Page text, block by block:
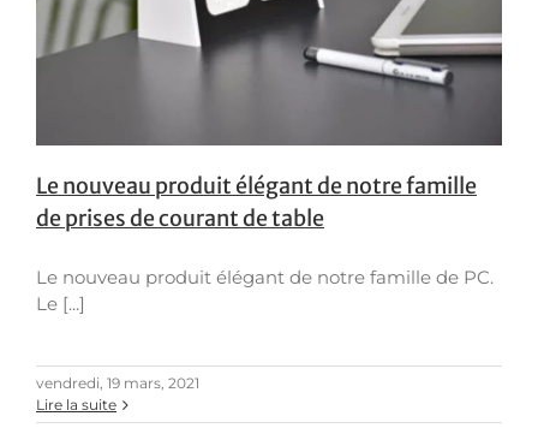
Le nouveau produit élégant de notre famille
de prises de courant de table
Le nouveau produit élégant de notre famille de PC.
Le [...]
vendredi, 19 mars, 2021
Lire la suite